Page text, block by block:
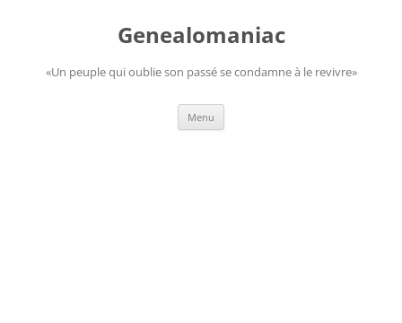
Genealomaniac
«Un peuple qui oublie son passé se condamne à le revivre»
Menu